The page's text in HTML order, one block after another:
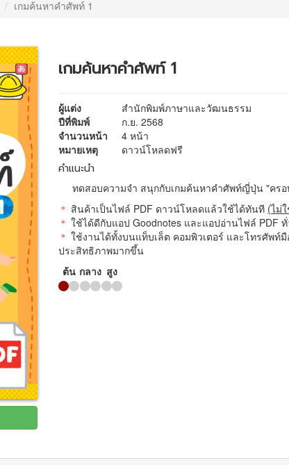
เกมค้นหาคำศัพท์ 1
เกมค้นหาคำศัพท์ 1
ผู้แต่ง
สำนักพิมพ์ภาษาและวัฒนธรรม
ปีที่พิมพ์
ก.ย. 2568
จำนวนหน้า
4 หน้า
หมายเหตุ
ดาวน์โหลดฟรี
คำแนะนำ
ทดสอบความจำ สนุกกับเกมค้นหาคำศัพท์ญี่ปุ่น "ครอ
＊ สินค้าเป็นไฟล์ PDF ดาวน์โหลดแล้วใช้ได้ทันที (ไม่
＊ ใช้ได้ดีกับแอป Goodnotes และแอปอ่านไฟล์ PDF ทั่
＊ ใช้งานได้ทั้งบนแท็บเล็ต คอมพิวเตอร์ และโทรศัพท์
ประสิทธิภาพมากขึ้น
ต้น กลาง สูง